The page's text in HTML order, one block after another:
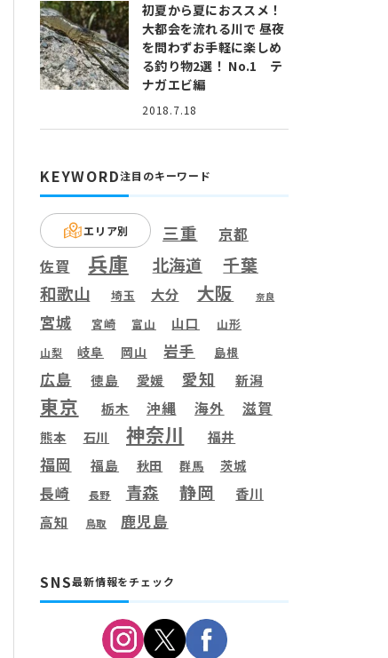
初夏から夏におススメ！
大都会を流れる川で 昼夜
を問わずお手軽に楽しめ
る釣り物2選！ No.1 テ
ナガエビ編
2018.7.18
KEYWORD注目のキーワード
エリア別 三重 京都
佐賀 兵庫 北海道 千葉
和歌山 埼玉 大分 大阪 奈良
宮城 宮崎 富山 山口 山形
山梨 岐阜 岡山 岩手 島根
広島 徳島 愛媛 愛知 新潟
東京 栃木 沖縄 海外 滋賀
熊本 石川 神奈川 福井
福岡 福島 秋田 群馬 茨城
長崎 長野 青森 静岡 香川
高知 鳥取 鹿児島
SNS最新情報をチェック